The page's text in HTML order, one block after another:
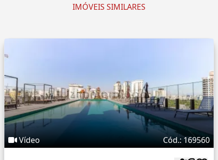
IMÓVEIS SIMILARES
Vídeo Cód.: 169560